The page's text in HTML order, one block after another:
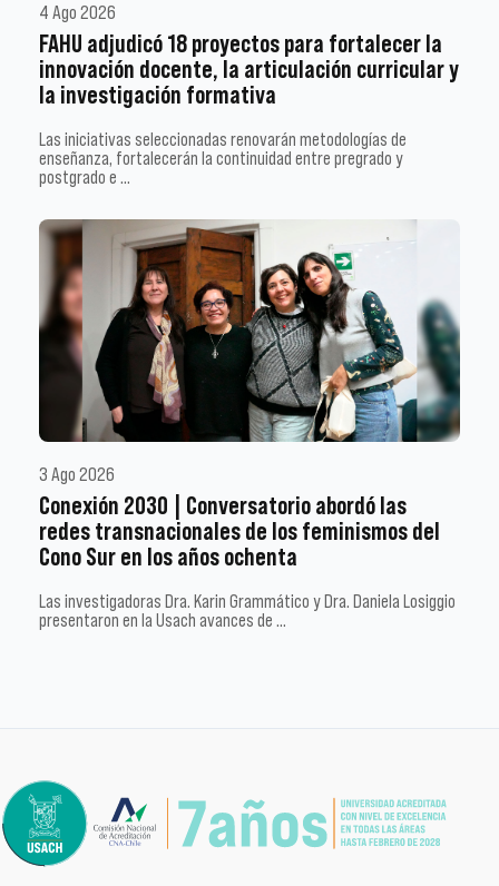
4 Ago 2026
FAHU adjudicó 18 proyectos para fortalecer la
innovación docente, la articulación curricular y
la investigación formativa
Las iniciativas seleccionadas renovarán metodologías de
enseñanza, fortalecerán la continuidad entre pregrado y
postgrado e …
3 Ago 2026
Conexión 2030 | Conversatorio abordó las
redes transnacionales de los feminismos del
Cono Sur en los años ochenta
Las investigadoras Dra. Karin Grammático y Dra. Daniela Losiggio
presentaron en la Usach avances de …